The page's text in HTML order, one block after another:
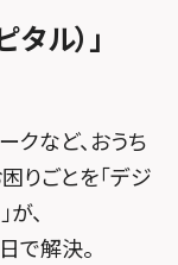
施
ル）」
クなど、おうち
りごとを「デジ
、
で解決。